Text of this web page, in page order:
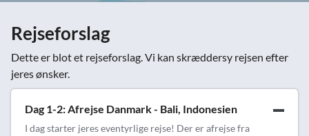
Rejseforslag
Dette er blot et rejseforslag. Vi kan skræddersy rejsen efter
jeres ønsker.
Dag 1-2: Afrejse Danmark - Bali, Indonesien
I dag starter jeres eventyrlige rejse! Der er afrejse fra